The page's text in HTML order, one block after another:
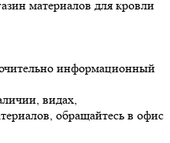
материалов для кровли
информационный
видах,
обращайтесь в офис